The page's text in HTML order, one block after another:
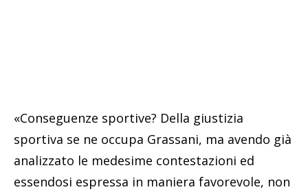
«Conseguenze sportive? Della giustizia
sportiva se ne occupa Grassani, ma avendo già
analizzato le medesime contestazioni ed
essendosi espressa in maniera favorevole, non